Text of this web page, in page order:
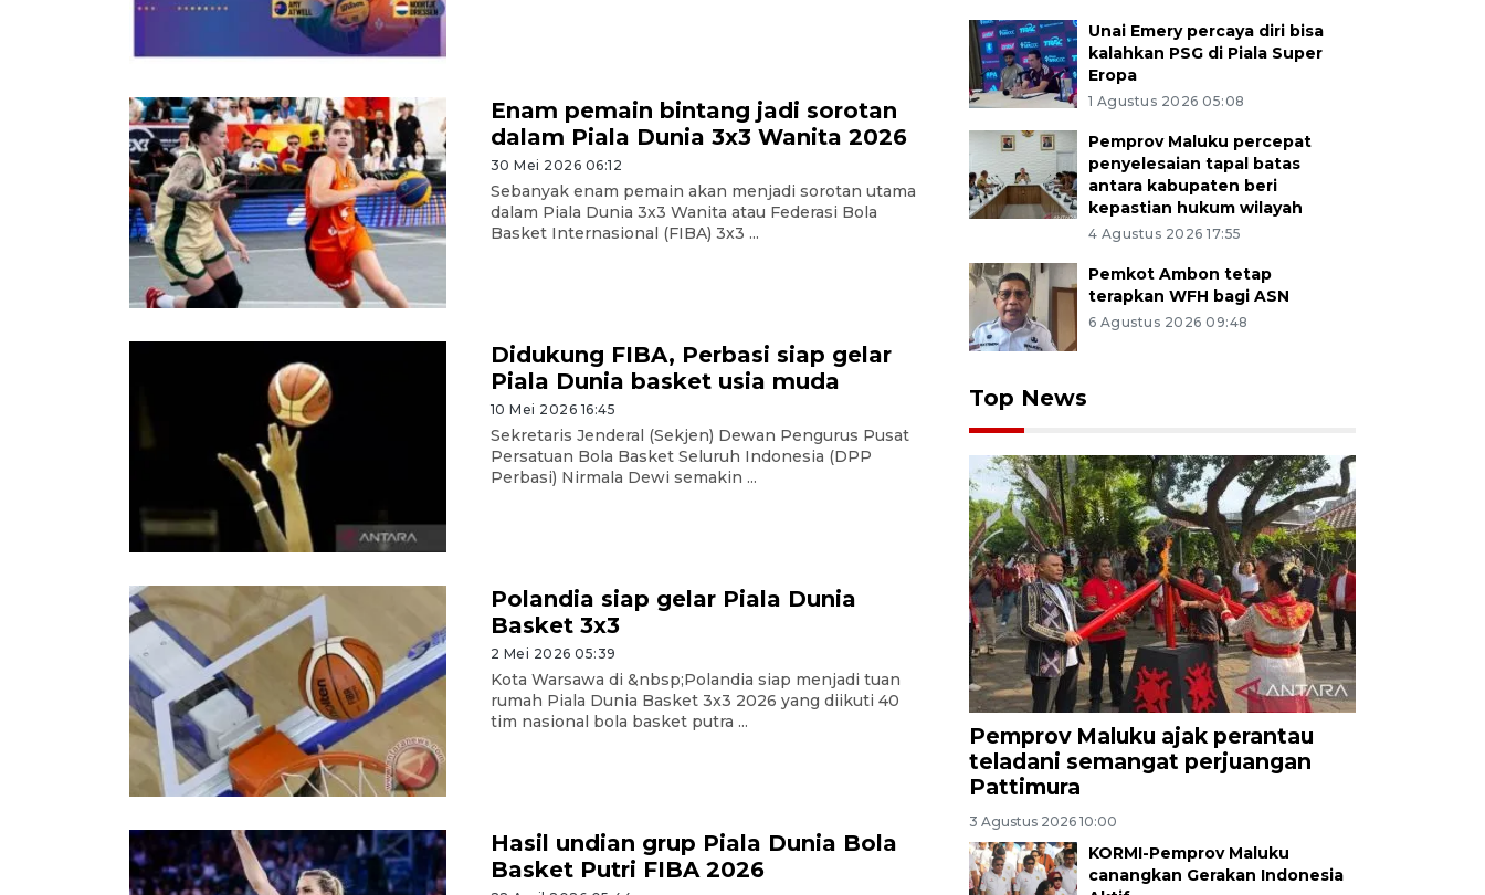
Enam pemain bintang jadi sorotan
dalam Piala Dunia 3x3 Wanita 2026
30 Mei 2026 06:12
Sebanyak enam pemain akan menjadi sorotan utama
dalam Piala Dunia 3x3 Wanita atau Federasi Bola
Basket Internasional (FIBA) 3x3 ...
Didukung FIBA, Perbasi siap gelar
Piala Dunia basket usia muda
10 Mei 2026 16:45
Sekretaris Jenderal (Sekjen) Dewan Pengurus Pusat
Persatuan Bola Basket Seluruh Indonesia (DPP
Perbasi) Nirmala Dewi semakin ...
Polandia siap gelar Piala Dunia
Basket 3x3
2 Mei 2026 05:39
Kota Warsawa di &nbsp;Polandia siap menjadi tuan
rumah Piala Dunia Basket 3x3 2026 yang diikuti 40
tim nasional bola basket putra ...
Hasil undian grup Piala Dunia Bola
Basket Putri FIBA 2026
Unai Emery percaya diri bisa
kalahkan PSG di Piala Super
Eropa
1 Agustus 2026 05:08
Pemprov Maluku percepat
penyelesaian tapal batas
antara kabupaten beri
kepastian hukum wilayah
4 Agustus 2026 17:55
Pemkot Ambon tetap
terapkan WFH bagi ASN
6 Agustus 2026 09:48
Top News
Pemprov Maluku ajak perantau
teladani semangat perjuangan
Pattimura
3 Agustus 2026 10:00
KORMI-Pemprov Maluku
canangkan Gerakan Indonesia